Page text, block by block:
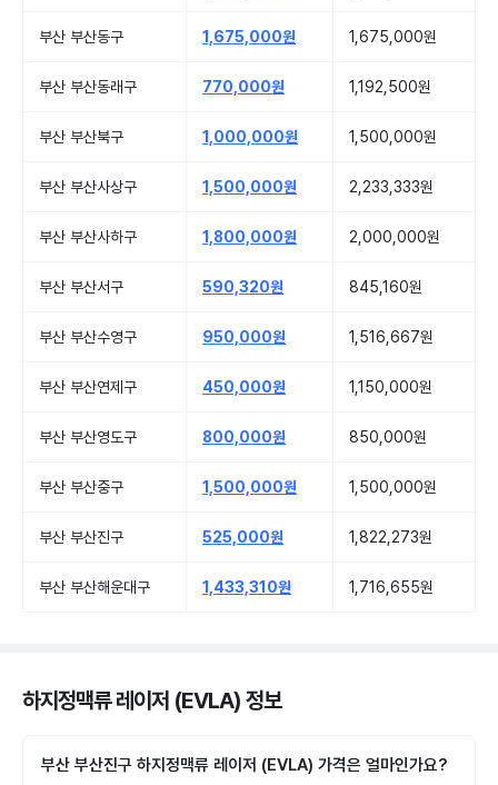
부산 부산동구 1,675,000원 1,675,000원
부산 부산동래구 770,000원 1,192,500원
부산 부산북구 1,000,000원 1,500,000원
부산 부산사상구 1,500,000원 2,233,333원
부산 부산사하구 1,800,000원 2,000,000원
부산 부산서구 590,320원 845,160원
부산 부산수영구 950,000원 1,516,667원
부산 부산연제구 450,000원 1,150,000원
부산 부산영도구 800,000원 850,000원
부산 부산중구 1,500,000원 1,500,000원
부산 부산진구 525,000원 1,822,273원
부산 부산해운대구 1,433,310원 1,716,655원
하지정맥류 레이저 (EVLA) 정보
부산 부산진구 하지정맥류 레이저 (EVLA) 가격은 얼마인가요?